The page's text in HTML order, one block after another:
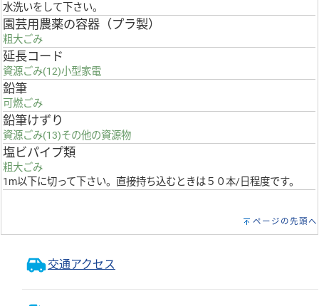
水洗いをして下さい。
園芸用農薬の容器（プラ製）
粗大ごみ
延長コード
資源ごみ(12)小型家電
鉛筆
可燃ごみ
鉛筆けずり
資源ごみ(13)その他の資源物
塩ビパイプ類
粗大ごみ
1m以下に切って下さい。直接持ち込むときは５０本/日程度です。
ページの先頭へ
交通アクセス